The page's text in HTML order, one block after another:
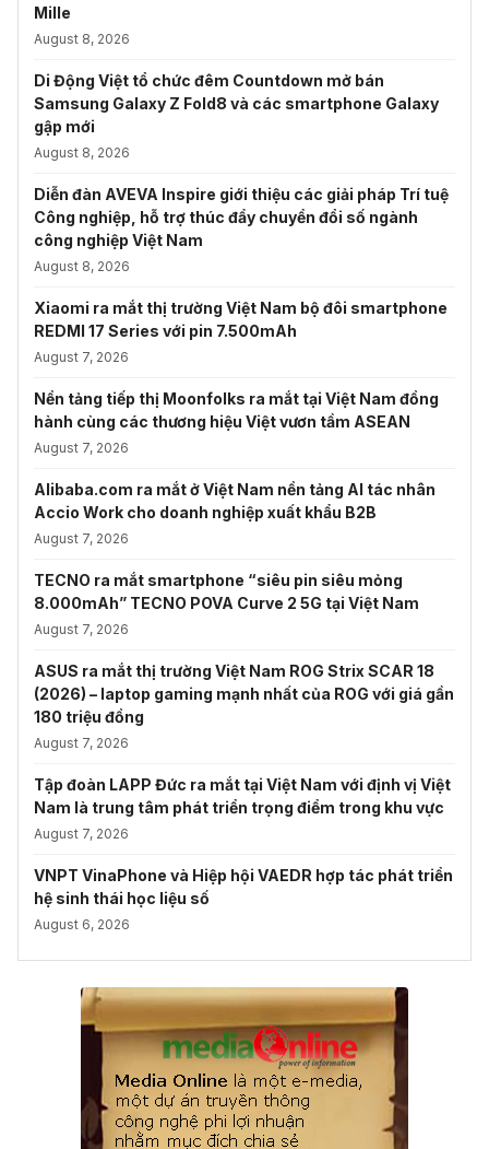
Mille
August 8, 2026
Di Động Việt tổ chức đêm Countdown mở bán
Samsung Galaxy Z Fold8 và các smartphone Galaxy
gập mới
August 8, 2026
Diễn đàn AVEVA Inspire giới thiệu các giải pháp Trí tuệ
Công nghiệp, hỗ trợ thúc đẩy chuyển đổi số ngành
công nghiệp Việt Nam
August 8, 2026
Xiaomi ra mắt thị trường Việt Nam bộ đôi smartphone
REDMI 17 Series với pin 7.500mAh
August 7, 2026
Nền tảng tiếp thị Moonfolks ra mắt tại Việt Nam đồng
hành cùng các thương hiệu Việt vươn tầm ASEAN
August 7, 2026
Alibaba.com ra mắt ở Việt Nam nền tảng AI tác nhân
Accio Work cho doanh nghiệp xuất khẩu B2B
August 7, 2026
TECNO ra mắt smartphone “siêu pin siêu mỏng
8.000mAh” TECNO POVA Curve 2 5G tại Việt Nam
August 7, 2026
ASUS ra mắt thị trường Việt Nam ROG Strix SCAR 18
(2026) – laptop gaming mạnh nhất của ROG với giá gần
180 triệu đồng
August 7, 2026
Tập đoàn LAPP Đức ra mắt tại Việt Nam với định vị Việt
Nam là trung tâm phát triển trọng điểm trong khu vực
August 7, 2026
VNPT VinaPhone và Hiệp hội VAEDR hợp tác phát triển
hệ sinh thái học liệu số
August 6, 2026